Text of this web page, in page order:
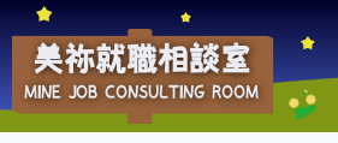
HOME
美祢就職相談室
MINE JOB CONSULTING ROOM